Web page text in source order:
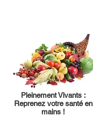
Pleinement Vivants :
Reprenez votre santé en
mains !